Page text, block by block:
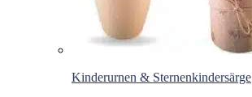
Kinderurnen & Sternenkindersärge